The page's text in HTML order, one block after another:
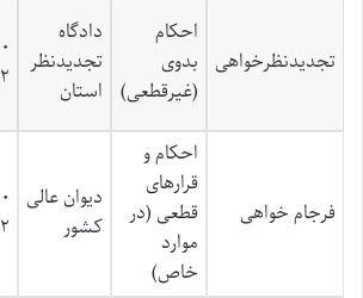
تجدیدنظرخواهی
احکام
بدوی
(غیرقطعی)
دادگاه
تجدیدنظر
استان
۲ ماه
فرجام خواهی
احکام و
قرارهای
قطعی (در
موارد
خاص)
دیوان عالی
کشور
۲ ماه